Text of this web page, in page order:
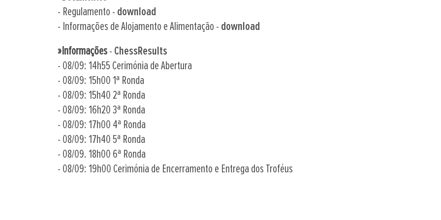
- Regulamento - download
- Informações de Alojamento e Alimentação - download
»Informações - ChessResults
- 08/09: 14h55 Cerimónia de Abertura
- 08/09: 15h00 1ª Ronda
- 08/09: 15h40 2ª Ronda
- 08/09: 16h20 3ª Ronda
- 08/09: 17h00 4ª Ronda
- 08/09: 17h40 5ª Ronda
- 08/09. 18h00 6ª Ronda
- 08/09: 19h00 Cerimónia de Encerramento e Entrega dos Troféus